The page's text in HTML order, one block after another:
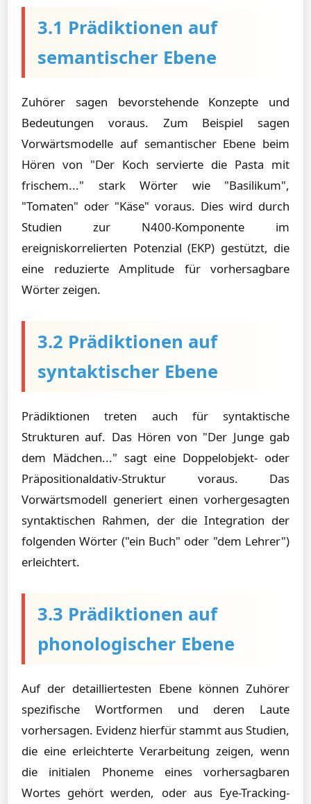
3.1 Prädiktionen auf
semantischer Ebene
Zuhörer sagen bevorstehende Konzepte und
Bedeutungen voraus. Zum Beispiel sagen
Vorwärtsmodelle auf semantischer Ebene beim
Hören von "Der Koch servierte die Pasta mit
frischem..." stark Wörter wie "Basilikum",
"Tomaten" oder "Käse" voraus. Dies wird durch
Studien zur N400-Komponente im
ereigniskorrelierten Potenzial (EKP) gestützt, die
eine reduzierte Amplitude für vorhersagbare
Wörter zeigen.
3.2 Prädiktionen auf
syntaktischer Ebene
Prädiktionen treten auch für syntaktische
Strukturen auf. Das Hören von "Der Junge gab
dem Mädchen..." sagt eine Doppelobjekt- oder
Präpositionaldativ-Struktur voraus. Das
Vorwärtsmodell generiert einen vorhergesagten
syntaktischen Rahmen, der die Integration der
folgenden Wörter ("ein Buch" oder "dem Lehrer")
erleichtert.
3.3 Prädiktionen auf
phonologischer Ebene
Auf der detailliertesten Ebene können Zuhörer
spezifische Wortformen und deren Laute
vorhersagen. Evidenz hierfür stammt aus Studien,
die eine erleichterte Verarbeitung zeigen, wenn
die initialen Phoneme eines vorhersagbaren
Wortes gehört werden, oder aus Eye-Tracking-